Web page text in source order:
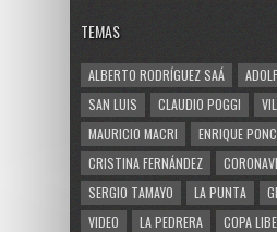
TEMAS
ALBERTO RODRÍGUEZ SAÁ
SAN LUIS
CLAUDIO POGGI
MAURICIO MACRI
ENRIQUE
CRISTINA FERNÁNDEZ
SERGIO TAMAYO
LA PUNTA
VIDEO
LA PEDRERA
COPA